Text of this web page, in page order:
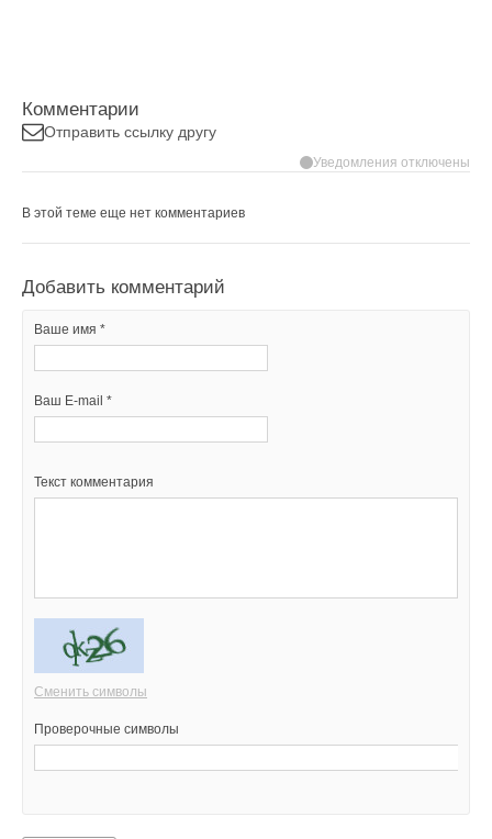
Комментарии
Отправить ссылку другу
Уведомления отключены
В этой теме еще нет комментариев
Добавить комментарий
Ваше имя *
Ваш E-mail *
Текст комментария
Сменить символы
Проверочные символы